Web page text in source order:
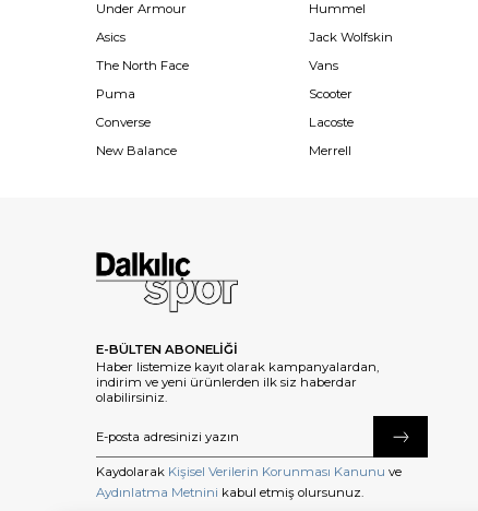
Under Armour
Asics
The North Face
Puma
Converse
New Balance
Hummel
Jack Wolfskin
Vans
Scooter
Lacoste
Merrell
E-BÜLTEN ABONELİĞİ
Haber listemize kayıt olarak kampanyalardan,
indirim ve yeni ürünlerden ilk siz haberdar
olabilirsiniz.
Kaydolarak Kişisel Verilerin Korunması Kanunu ve
Aydınlatma Metnini kabul etmiş olursunuz.